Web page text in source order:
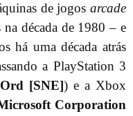
de jogos arcade
na década de 1980 – e
há uma década atrás
a PlayStation 3
[SNE]) e a Xbox
Corporation